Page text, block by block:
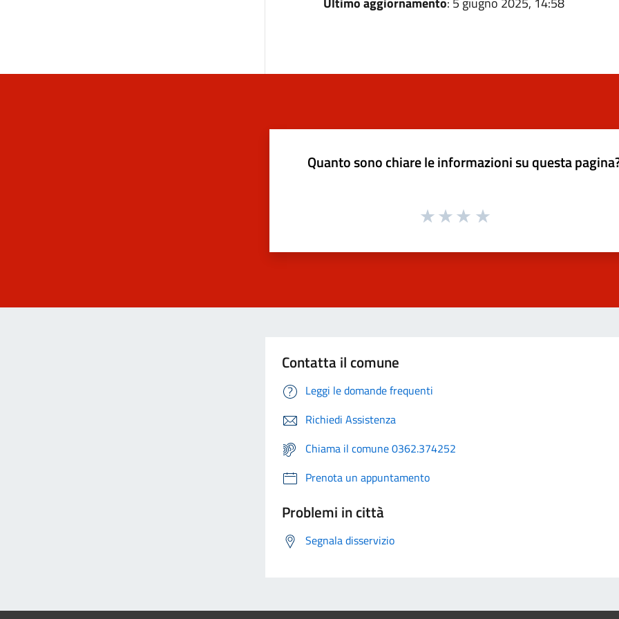
Quanto sono chiare le informazioni su questa
Contatta il comune
Leggi le domande frequenti
Richiedi Assistenza
Chiama il comune 0362.374252
Prenota un appuntamento
Problemi in città
Segnala disservizio